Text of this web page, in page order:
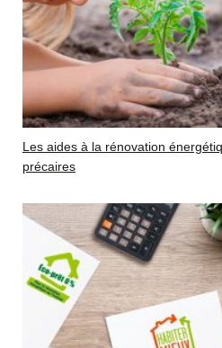
Les aides à la rénovation
précaires